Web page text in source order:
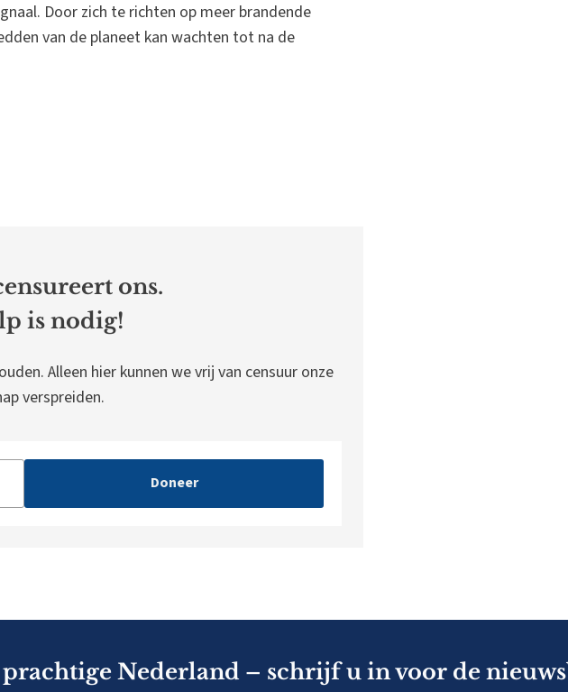
Door zich te richten op meer brandende
van de planeet kan wachten tot na de
ons.
is nodig!
Alleen hier kunnen we vrij van censuur onze
verspreiden.
Doneer
Nederland – schrijf u in voor de